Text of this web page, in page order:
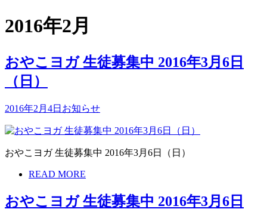
2016年2月
おやこヨガ 生徒募集中 2016年3月6日
（日）
2016年2月4日 お知らせ
おやこヨガ 生徒募集中 2016年3月6日（日）
READ MORE
おやこヨガ 生徒募集中 2016年3月6日